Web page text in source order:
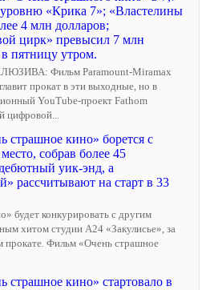
«Крика 7»; «Властелины
4 млн долларов;
цирк» превысил 7 млн
пятницу утром.
Фильм Paramount-Miramax
прокат в эти выходные, но в
YouTube-проект Fathom
цифровой...
страшное кино» борется с
собрав более 45
уик-энд, а
рассчитывают на старт в 33
будет конкурировать с другим
хитом студии A24 «Закулисье», за
прокате. Фильм «Очень страшное
страшное кино» стартовало в